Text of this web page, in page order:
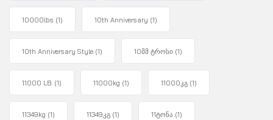
10000lbs (1) 10th Anniversary (1)
10th Anniversary Style (1) 10მმ ტროსი (1)
11000 LB. (1) 11000kg (1) 11000კგ (1)
11349kg (1) 11349კგ (1) 11ტონა (1)